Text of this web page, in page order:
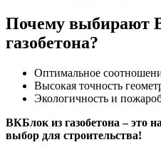
Почему выбирают
газобетона?
Оптимальное
Высокая точность
Экологичность и
ВКБлок из газобетона – это
выбор для строительства!